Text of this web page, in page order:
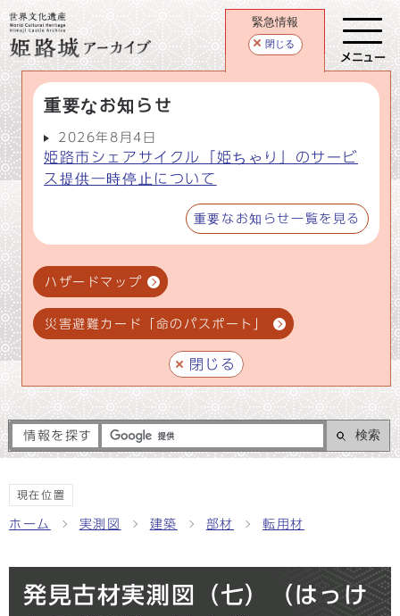
緊急情報
閉じる
重要なお知らせ
2026年8月4日
姫路市シェアサイクル「姫ちゃり」のサービ
ス提供一時停止について
重要なお知らせ一覧を見る
ハザードマップ
災害避難カード「命のパスポート」
閉じる
メニュー
情報を探す 検索
現在位置
ホーム 実測図 建築 部材 転用材
発見古材実測図（七）（はっけ